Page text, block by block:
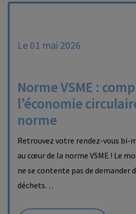
Le 01 mai 2026
Norme VSME :
l’économie
norme
Retrouvez votre rendez-vous bi-
au cœur de la norme VSME ! Le
ne se contente pas de demander
déchets…